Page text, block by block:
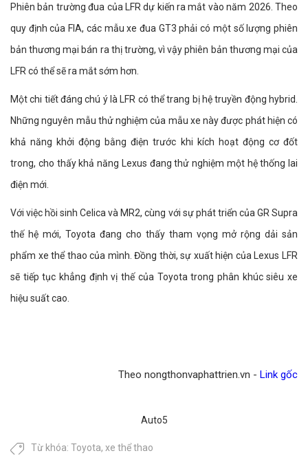
Phiên bản trường đua của LFR dự kiến ra mắt vào năm 2026. Theo
quy định của FIA, các mẫu xe đua GT3 phải có một số lượng phiên
bản thương mại bán ra thị trường, vì vậy phiên bản thương mại của
LFR có thể sẽ ra mắt sớm hơn.
Một chi tiết đáng chú ý là LFR có thể trang bị hệ truyền động hybrid.
Những nguyên mẫu thử nghiệm của mẫu xe này được phát hiện có
khả năng khởi động bằng điện trước khi kích hoạt động cơ đốt
trong, cho thấy khả năng Lexus đang thử nghiệm một hệ thống lai
điện mới.
Với việc hồi sinh Celica và MR2, cùng với sự phát triển của GR Supra
thế hệ mới, Toyota đang cho thấy tham vọng mở rộng dải sản
phẩm xe thể thao của mình. Đồng thời, sự xuất hiện của Lexus LFR
sẽ tiếp tục khẳng định vị thế của Toyota trong phân khúc siêu xe
hiệu suất cao.
Theo nongthonvaphattrien.vn - Link gốc
Auto5
Từ khóa: Toyota, xe thể thao